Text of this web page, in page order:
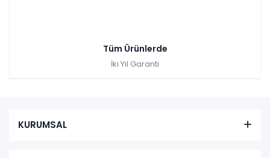
Tüm Ürünlerde
İki Yıl Garanti
KURUMSAL